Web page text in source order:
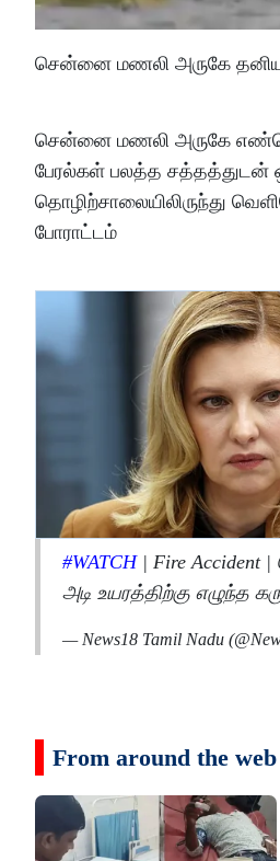
சென்னை மணலி அருகே
சென்னை மணலி அருகே
பேரல்கள் பலத்த சத்தத்துடன்
தொழிற்சாலையிலிருந்து
போராட்டம்
#WATCH| Fire Accident
அடி உயரத்திற்கு எழுந்த
— News18 Tamil Nadu
From around the web